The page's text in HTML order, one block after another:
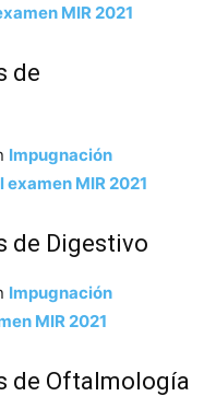
MIR 2021
de
Impugnación
examen MIR 2021
de Digestivo
Impugnación
MIR 2021
de Oftalmología